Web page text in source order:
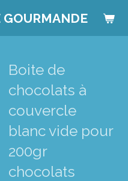
GOURMANDE
Boite de
chocolats à
couvercle
blanc vide pour
200gr
chocolats